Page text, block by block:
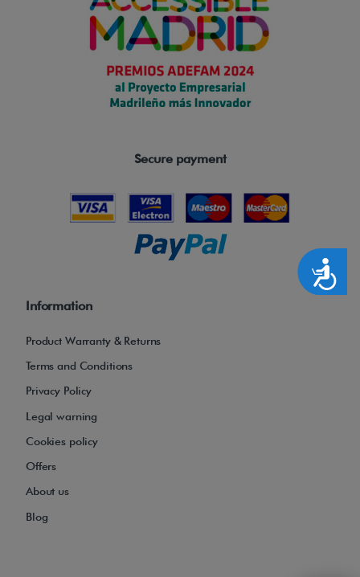
Accesibilidad
Secure payment
Information
Product Warranty & Returns
Terms and Conditions
Privacy Policy
Legal warning
Cookies policy
Offers
About us
Blog